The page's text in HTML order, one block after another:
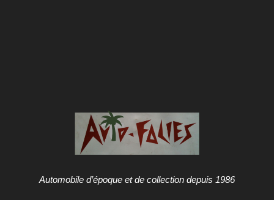
Automobile d’époque et de collection depuis 1986